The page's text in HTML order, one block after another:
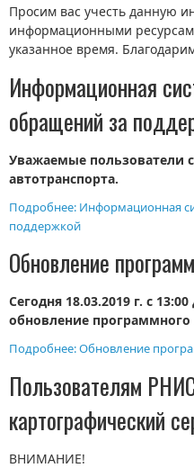
Просим вас учесть данную
информационными
указанное время.
Информационная
обращений за
Уважаемые пользователи
автотранспорта.
Подробнее: Информационная
поддержкой
Обновление
Сегодня 18.03.2019 г. с
обновление программного
Подробнее: Обновление
Пользователям
картографический
ВНИМАНИЕ!